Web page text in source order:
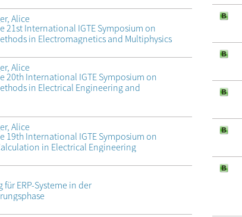
Alice
21st International IGTE Symposium on
in Electromagnetics and Multiphysics
Alice
20th International IGTE Symposium on
in Electrical Engineering and
Alice
19th International IGTE Symposium on
in Electrical Engineering
ERP-Systeme in der